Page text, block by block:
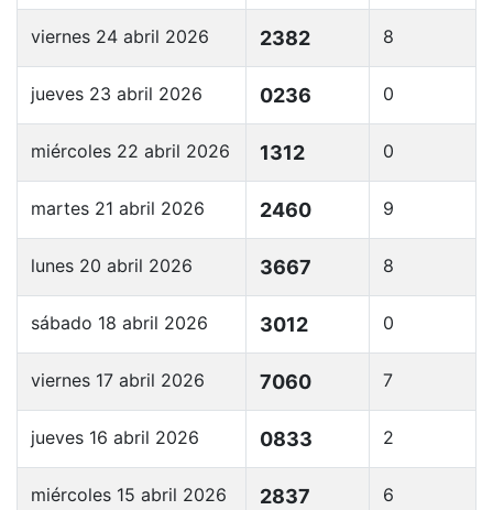
viernes 24 abril 2026 2382 8
jueves 23 abril 2026 0236 0
miércoles 22 abril 2026 1312 0
martes 21 abril 2026 2460 9
lunes 20 abril 2026 3667 8
sábado 18 abril 2026 3012 0
viernes 17 abril 2026 7060 7
jueves 16 abril 2026 0833 2
miércoles 15 abril 2026 2837 6